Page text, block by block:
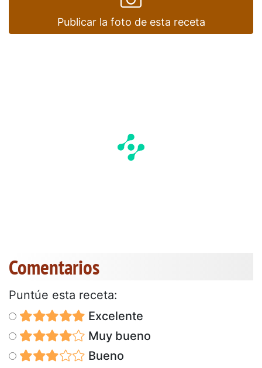
Publicar la foto de esta receta
Comentarios
Puntúe esta receta:
Excelente
Muy bueno
Bueno